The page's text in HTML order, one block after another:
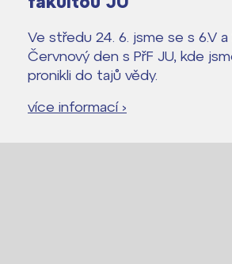
Ve středu 24. 6. jsme se s 6.V a
Červnový den s PřF JU, kde
pronikli do tajů vědy.
více informací ›